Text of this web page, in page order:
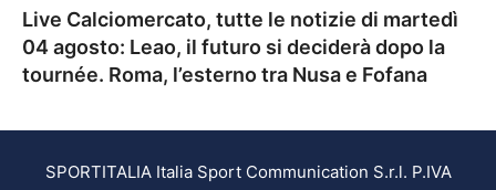
Live Calciomercato, tutte le notizie di martedì
04 agosto: Leao, il futuro si deciderà dopo la
tournée. Roma, l’esterno tra Nusa e Fofana
SPORTITALIA Italia Sport Communication S.r.l. P.IVA